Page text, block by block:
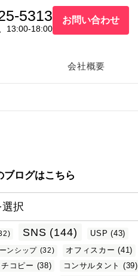
5313
13:00-18:00
お問い合わせ
会社概要
ブログはこちら
SNS (144) USP (43)
ンシップ (32) オフィスカー (41)
コピー (38) コンサルタント (39)